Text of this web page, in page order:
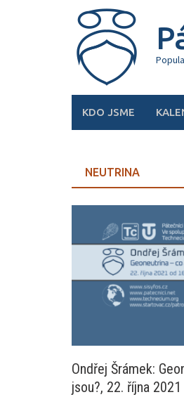
KDO JSME
NEUTRINA
Ondřej Šrámek:
jsou?, 22. října 2021